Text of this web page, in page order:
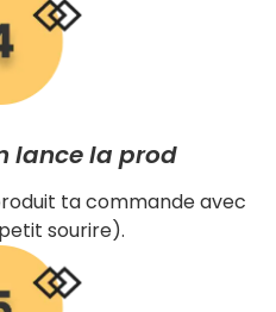
lance la prod
ta commande avec
sourire).